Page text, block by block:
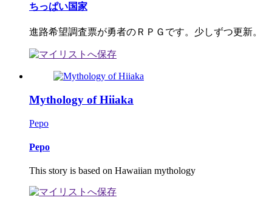
ちっぱい国家
進路希望調査票が勇者のＲＰＧです。少しずつ更新。
Mythology of Hiiaka
Pepo
Pepo
This story is based on Hawaiian mythology